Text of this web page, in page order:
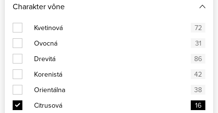
Charakter vône
Kvetinová
72
Ovocná
31
Drevitá
86
Korenistá
42
Orientálna
38
Citrusová
16